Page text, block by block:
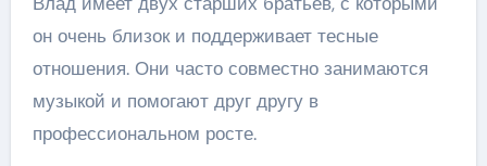
он очень близок и поддерживает тесные
отношения. Они часто совместно занимаются
музыкой и помогают друг другу в
профессиональном росте.